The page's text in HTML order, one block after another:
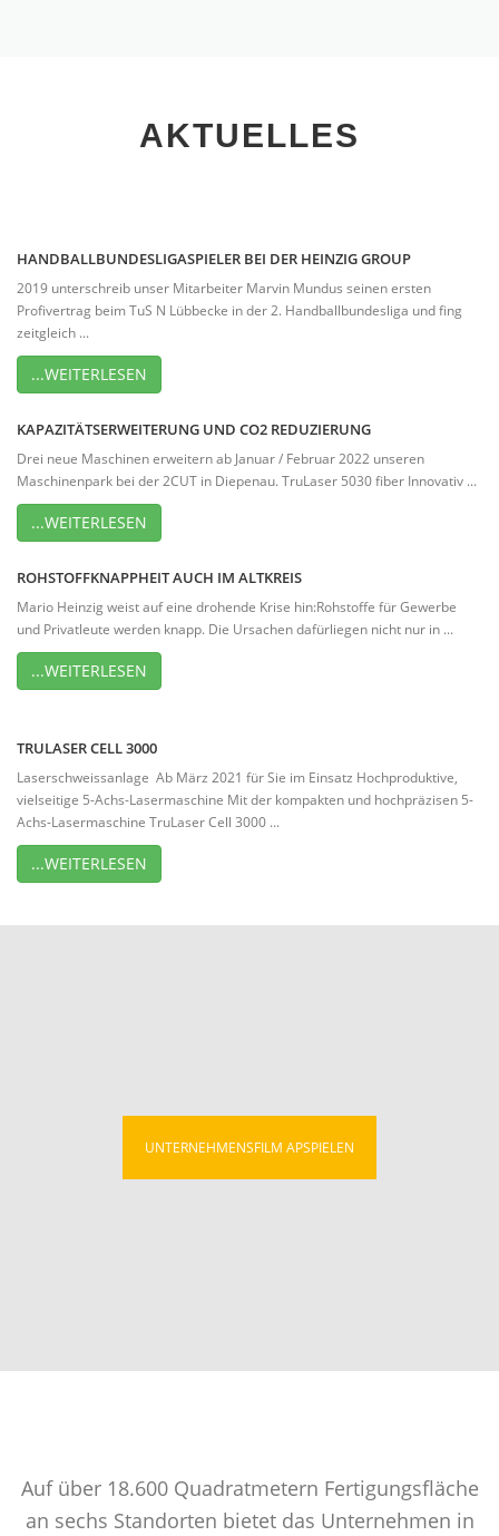
AKTUELLES
HANDBALLBUNDESLIGASPIELER BEI DER HEINZIG GROUP
2019 unterschreib unser Mitarbeiter Marvin Mundus seinen ersten
Profivertrag beim TuS N Lübbecke in der 2. Handballbundesliga und fing
zeitgleich ...
...WEITERLESEN
KAPAZITÄTSERWEITERUNG UND CO2 REDUZIERUNG
Drei neue Maschinen erweitern ab Januar / Februar 2022 unseren
Maschinenpark bei der 2CUT in Diepenau. TruLaser 5030 fiber Innovativ ...
...WEITERLESEN
ROHSTOFFKNAPPHEIT AUCH IM ALTKREIS
Mario Heinzig weist auf eine drohende Krise hin:Rohstoffe für Gewerbe
und Privatleute werden knapp. Die Ursachen dafürliegen nicht nur in ...
...WEITERLESEN
TRULASER CELL 3000
Laserschweissanlage Ab März 2021 für Sie im Einsatz Hochproduktive,
vielseitige 5-Achs-Lasermaschine Mit der kompakten und hochpräzisen 5-
Achs-Lasermaschine TruLaser Cell 3000 ...
...WEITERLESEN
UNTERNEHMENSFILM APSPIELEN
Auf über 18.600 Quadratmetern Fertigungsfläche
an sechs Standorten bietet das Unternehmen in